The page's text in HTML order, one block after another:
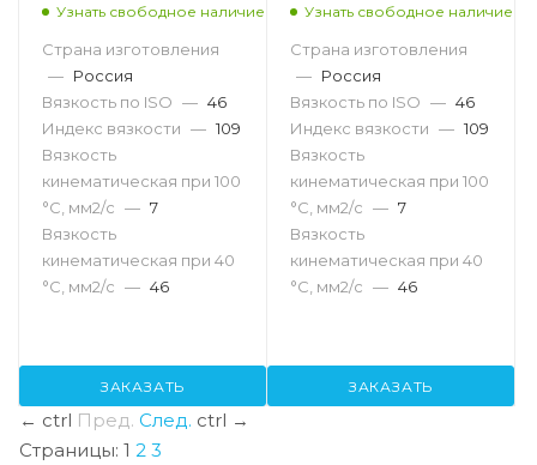
Узнать свободное наличие
Страна изготовления
— Россия
Вязкость по ISO — 46
Индекс вязкости — 109
Вязкость
кинематическая при 100
°С, мм2/с — 7
Вязкость
кинематическая при 40
°С, мм2/с — 46
ЗАКАЗАТЬ
Узнать свободное наличие
Страна изготовления
— Россия
Вязкость по ISO — 46
Индекс вязкости — 109
Вязкость
кинематическая при 100
°С, мм2/с — 7
Вязкость
кинематическая при 40
°С, мм2/с — 46
ЗАКАЗАТЬ
← ctrl Пред. След. ctrl →
Страницы: 1 2 3